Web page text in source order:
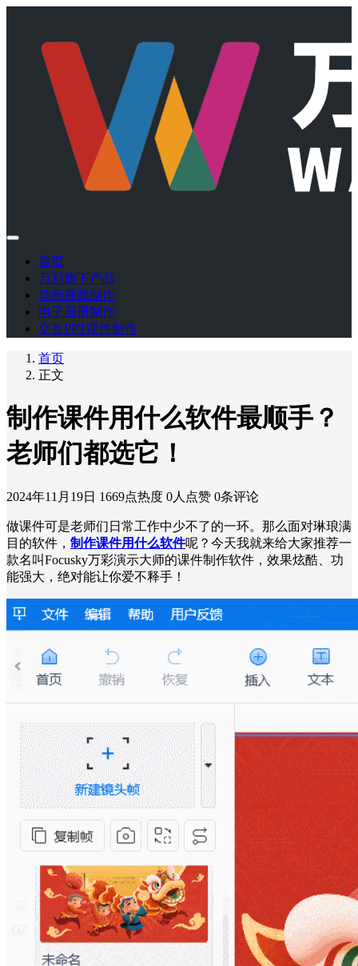
首页
万彩旗下产品
动画视频制作
电子画册制作
交互PPT课件制作
首页
正文
制作课件用什么软件最顺手？
老师们都选它！
2024年11月19日 1669点热度 0人点赞 0条评论
做课件可是老师们日常工作中少不了的一环。那么面对琳琅满
目的软件， 制作课件用什么软件呢？今天我就来给大家推荐一
款名叫Focusky万彩演示大师的课件制作软件，效果炫酷、功
能强大，绝对能让你爱不释手！